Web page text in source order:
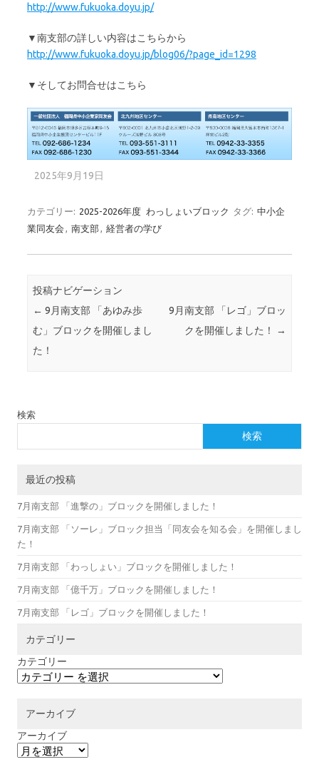
http://www.fukuoka.doyu.jp/
▼南支部の詳しい内容はこちらから
http://www.fukuoka.doyu.jp/blog06/?page_id=1298
▼そしてお問合せはこちら
2025年9月19日
カテゴリー: 2025-2026年度 わっしょいブロック タグ: 中小企
業同友会
南支部 経営者の学び
投稿ナビゲーション
← 9月南支部 「あゆみ歩
む」ブロックを開催しまし
た！
9月南支部 「レゴ」ブロッ
クを開催しました！
→
検索
検索
最近の投稿
7月南支部 「進撃の」ブロックを開催しました！
7月南支部 「ソーレ」ブロック担当「同友会を知る会」を開催しまし
た！
7月南支部 「わっしょい」ブロックを開催しました！
7月南支部 「億千万」ブロックを開催しました！
7月南支部 「レゴ」ブロックを開催しました！
カテゴリー
カテゴリー
アーカイブ
アーカイブ